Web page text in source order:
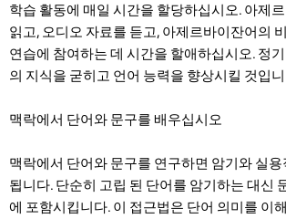
학습 활동에 매일 시간을 할당하십시오. 아제
읽고, 오디오 자료를 듣고, 아제르바이잔어의
연습에 참여하는 데 시간을 할애하십시오. 정
의 지식을 굳히고 언어 능력을 향상시킬 것입
맥락에서 단어와 문구를 배우십시오
맥락에서 단어와 문구를 연구하면 암기와 실
됩니다. 단순히 고립 된 단어를 암기하는 대신
에 포함시킵니다. 이 접근법은 단어 의미를 이